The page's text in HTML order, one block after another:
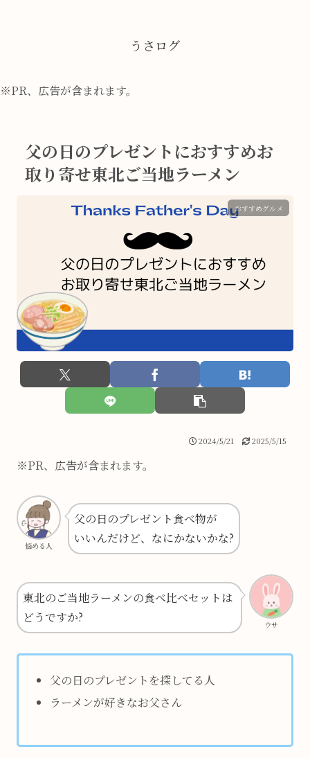
うさログ
※PR、広告が含まれます。
父の日のプレゼントにおすすめお
取り寄せ東北ご当地ラーメン
おすすめグルメ
2024/5/21 2025/5/15
※PR、広告が含まれます。
悩める人
父の日のプレゼント食べ物が
いいんだけど、なにかないかな?
ウサ
東北のご当地ラーメンの食べ比べセットは
どうですか?
父の日のプレゼントを探してる人
ラーメンが好きなお父さん